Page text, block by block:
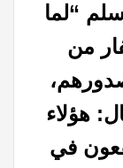
“لما
من
هؤلاء
في